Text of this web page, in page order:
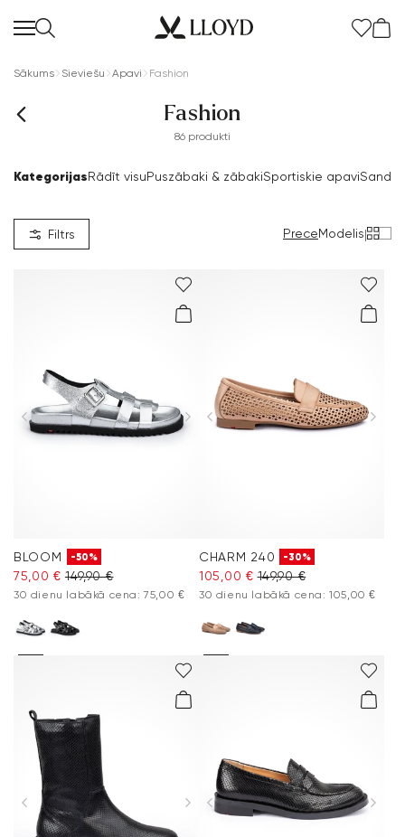
Sieviešu sākumlapa
IZPĀRDOŠANA
Apģērbs
Aksesuāri
Kopšana un piederumi
Sākums Sieviešu Apavi Fashion
Fashion
86 produkti
KategorijasRādīt visuPuszābaki & zābakiSportiskie apavi
Filtrs PreceModelis|
BLOOM -50%
75,00 € 149,90 €
30 dienu labākā cena: 75,00 €
CHARM 240 -30%
105,00 € 149,90 €
30 dienu labākā cena: 105,00 €